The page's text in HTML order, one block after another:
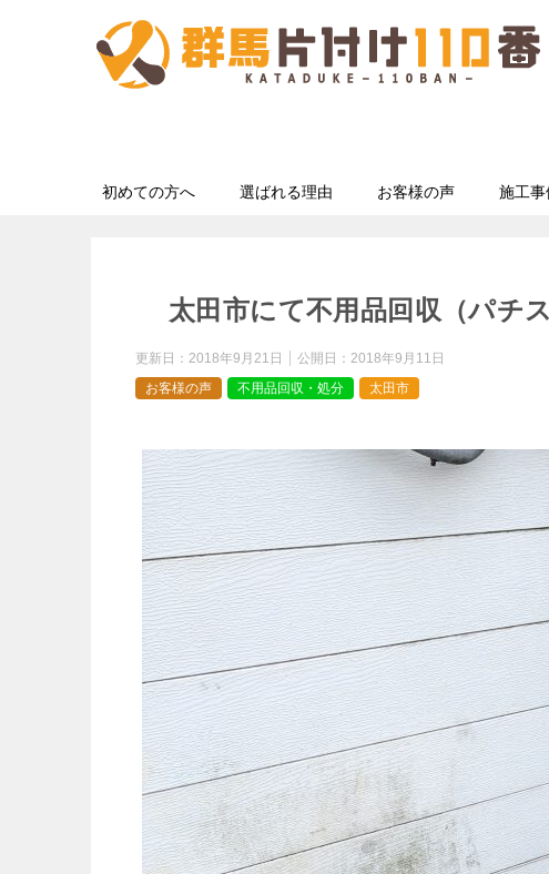
初めての方へ 選ばれる理由 お客様の声 施工事
太田市にて不用品回収（パ
更新日： 2018年9月21日 公開日： 2018年9月11日
お客様の声
不用品回収・処分 太田市